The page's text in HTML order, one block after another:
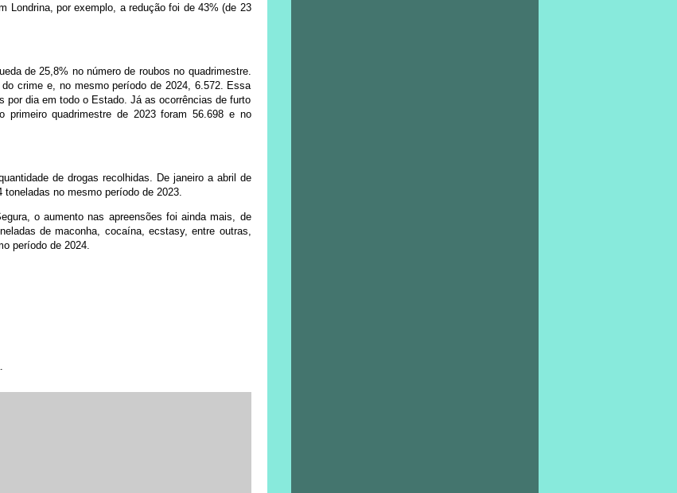
Londrina, por exemplo, a redução foi de 43% (de 23
de 25,8% no número de roubos no quadrimestre.
crime e, no mesmo período de 2024, 6.572. Essa
por dia em todo o Estado. Já as ocorrências de furto
quadrimestre de 2023 foram 56.698 e no
de drogas recolhidas. De janeiro a abril de
no mesmo período de 2023.
o aumento nas apreensões foi ainda mais, de
de maconha, cocaína, ecstasy, entre outras,
período de 2024.